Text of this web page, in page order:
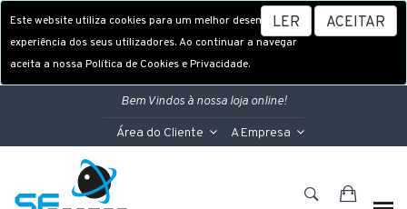
Este website utiliza cookies para um melhor desempenho e
experiência dos seus utilizadores. Ao continuar a navegar
aceita a nossa Política de Cookies e Privacidade.
LER ACEITAR
Bem Vindos à nossa loja online!
Área do Cliente A Empresa